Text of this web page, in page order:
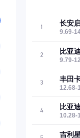
1 长安
9.69-
2 比亚
9.79-
3 丰田
12.68-
4 比亚
10.28-
吉利